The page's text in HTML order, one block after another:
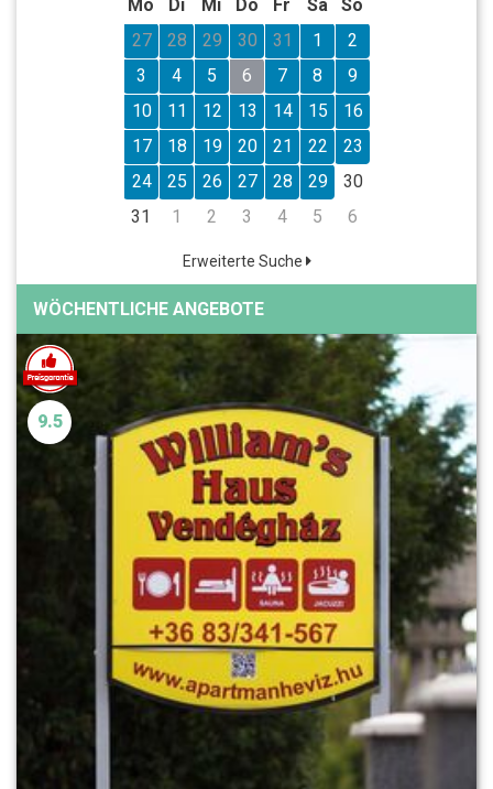
Mo
Di Mi Do Fr Sa
So
27
28 29 30 31 1
2
3
4 5 6 7 8
9
10
11 12 13 14 15
16
17
18 19 20 21 22
23
24
25 26 27 28 29
30
31
1 2 3 4 5 6
Erweiterte Suche
WÖCHENTLICHE ANGEBOTE
9.5